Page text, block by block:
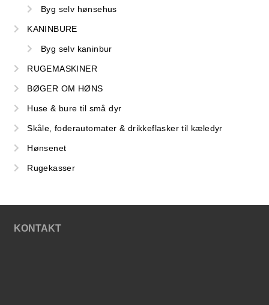
PASNING OG PLEJE
Byg selv hønsehus
KANINBURE
Byg selv kaninbur
RUGEMASKINER
BØGER OM HØNS
Huse & bure til små dyr
Skåle, foderautomater & drikkeflasker til kæledyr
Hønsenet
Rugekasser
KONTAKT